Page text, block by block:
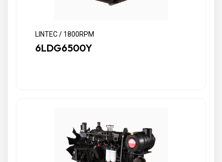
LINTEC / 1800RPM
6LDG6500Y